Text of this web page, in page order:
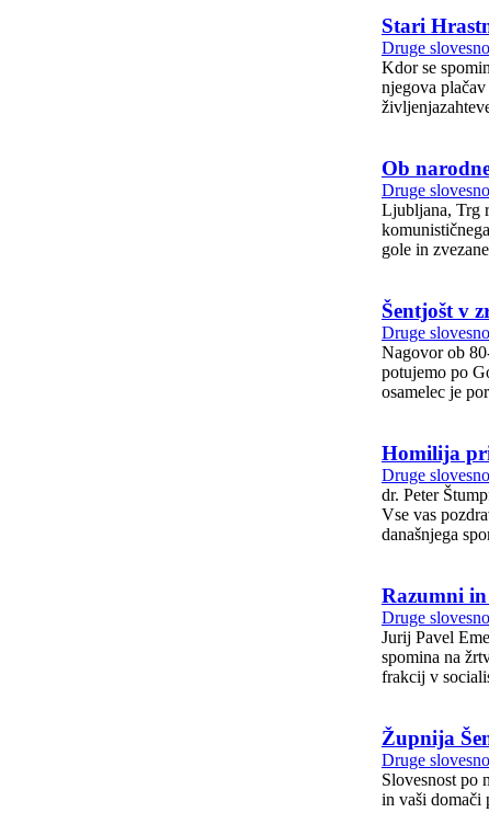
Stari
Druge
Kdor se
njegova plačav
Ob
Druge
Ljubljana, Trg republike, 16. maj 2023 Spoštovani!
gole in
Šentjošt v
Druge
Nagovor ob 80-letnici ustanovitve
potujemo po
osamelec je
Homilija
Druge
dr. Peter Štumpf, murskosoboški škof Rovte, 23. avgust
Vse vas pozdravljam v Kristusu! Februarja letos na Brezjah, ko
današnjega
Razumni
Druge
Jurij Pavel Emeršič. Rovte, 23. avgust 2020
spomina na
frakcij v
Župnija
Druge
Slovesnost po nedeljski